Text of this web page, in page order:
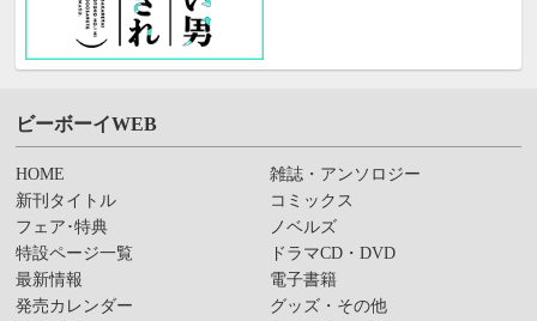
ビーボーイWEB
HOME
新刊タイトル
フェア･特典
特設ページ一覧
最新情報
発売カレンダー
雑誌・アンソロジー
コミックス
ノベルズ
ドラマCD・DVD
電子書籍
グッズ・その他